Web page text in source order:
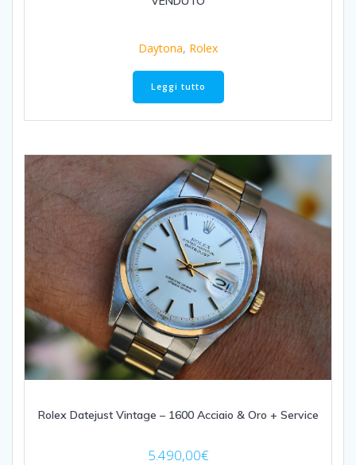
Daytona, Rolex
Leggi tutto
Rolex Datejust Vintage – 1600 Acciaio & Oro + Service
5.490,00€